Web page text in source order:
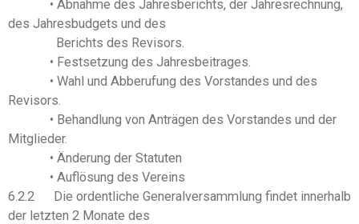
• Abnahme des Jahresberichts, der Jahresrechnung,
des Jahresbudgets und des
Berichts des Revisors.
• Festsetzung des Jahresbeitrages.
• Wahl und Abberufung des Vorstandes und des
Revisors.
• Behandlung von Anträgen des Vorstandes und der
Mitglieder.
• Änderung der Statuten
• Auflösung des Vereins
6.2.2 Die ordentliche Generalversammlung findet innerhalb
der letzten 2 Monate des